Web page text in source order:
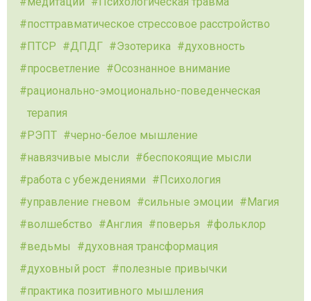
посттравматическое стрессовое расстройство
ПТСР
ДПДГ Эзотерика
духовность
просветление
Осознанное внимание
рационально-эмоционально-поведенческая
терапия
РЭПТ
черно-белое мышление
навязчивые мысли
беспокоящие мысли
работа с убеждениями
Психология
управление гневом
сильные эмоции
Магия
волшебство
Англия поверья
фольклор
ведьмы
духовная трансформация
духовный рост
полезные привычки
практика позитивного мышления